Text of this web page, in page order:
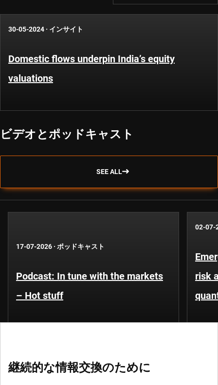
30-05-2024 · インサイト
Domestic flows underpin India’s equity
valuations
ビデオとポッドキャスト
SEE ALL
17-07-2026 · ポッドキャスト
Podcast: In tune with the markets
– Hot stuff
02-07-
risk
継続的な情報交換のために